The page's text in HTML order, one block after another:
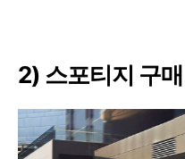
2) 스포티지 구